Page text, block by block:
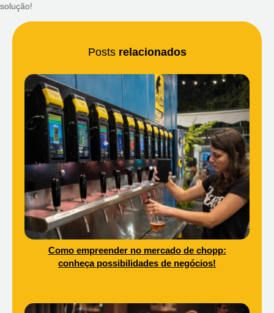
solução!
Posts relacionados
Como empreender no mercado de chopp:
conheça possibilidades de negócios!